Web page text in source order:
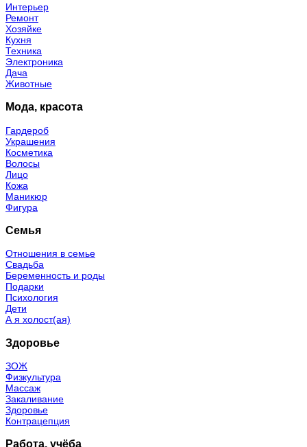
Интерьер
Ремонт
Хозяйке
Кухня
Техника
Электроника
Дача
Животные
Мода, красота
Гардероб
Украшения
Косметика
Волосы
Лицо
Кожа
Маникюр
Фигура
Семья
Отношения в семье
Свадьба
Беременность и роды
Подарки
Психология
Дети
А я холост(ая)
Здоровье
ЗОЖ
Физкультура
Массаж
Закаливание
Здоровье
Контрацепция
Работа, учёба